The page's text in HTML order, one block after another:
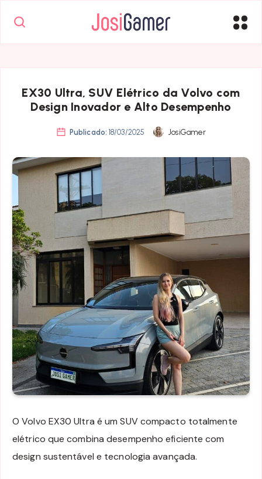
EX30 Ultra, SUV Elétrico da Volvo com
Design Inovador e Alto Desempenho
Publicado: 18/03/2025 JosiGamer
O Volvo EX30 Ultra é um SUV compacto totalmente
elétrico que combina desempenho eficiente com
design sustentável e tecnologia avançada.